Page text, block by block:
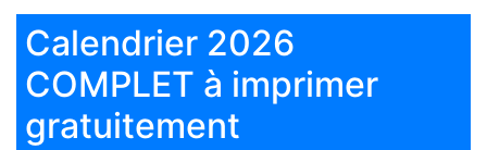
Calendrier 2026
COMPLET à imprimer
gratuitement